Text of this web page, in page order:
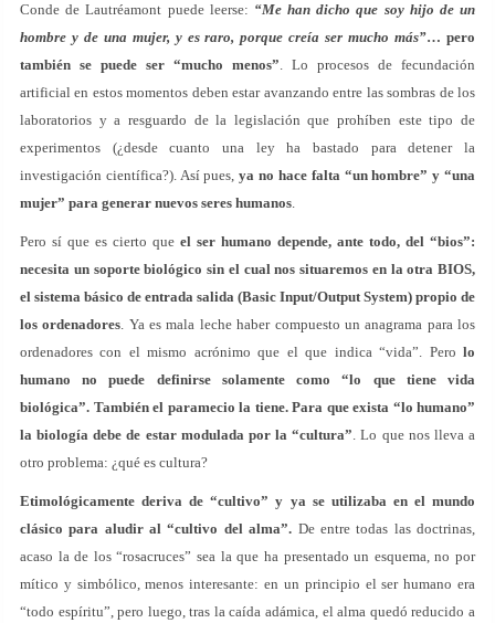
Conde de Lautréamont puede leerse: “Me han dicho que soy hijo de un
hombre y de una mujer, y es raro, porque creía ser mucho más”… pero
también se puede ser “mucho menos”. Lo procesos de fecundación
artificial en estos momentos deben estar avanzando entre las sombras de los
laboratorios y a resguardo de la legislación que prohíben este tipo de
experimentos (¿desde cuanto una ley ha bastado para detener la
investigación científica?). Así pues,ya no hace falta “un hombre” y “una
mujer” para generar nuevos seres humanos.
Pero sí que es cierto que el ser humano depende, ante todo, del “bios”:
necesita un soporte biológico sin el cual nos situaremos en la otra BIOS,
el sistema básico de entrada salida (Basic Input/Output System) propio de
los ordenadores. Ya es mala leche haber compuesto un anagrama para los
ordenadores con el mismo acrónimo que el que indica “vida”. Pero lo
humano no puede definirse solamente como “lo que tiene vida
biológica”. También el paramecio la tiene. Para que exista “lo humano”
la biología debe de estar modulada por la “cultura”. Lo que nos lleva a
otro problema: ¿qué es cultura?
Etimológicamente deriva de “cultivo” y ya se utilizaba en el mundo
clásico para aludir al “cultivo del alma”. De entre todas las doctrinas,
acaso la de los “rosacruces” sea la que ha presentado un esquema, no por
mítico y simbólico, menos interesante: en un principio el ser humano era
“todo espíritu”, pero luego, tras la caída adámica, el alma quedó reducido a